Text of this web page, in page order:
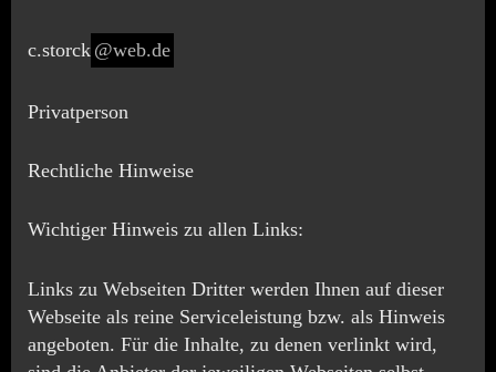
c.storck @web.de
Privatperson
Rechtliche Hinweise
Wichtiger Hinweis zu allen Links:
Links zu Webseiten Dritter werden Ihnen auf dieser
Webseite als reine Serviceleistung bzw. als Hinweis
angeboten. Für die Inhalte, zu denen verlinkt wird,